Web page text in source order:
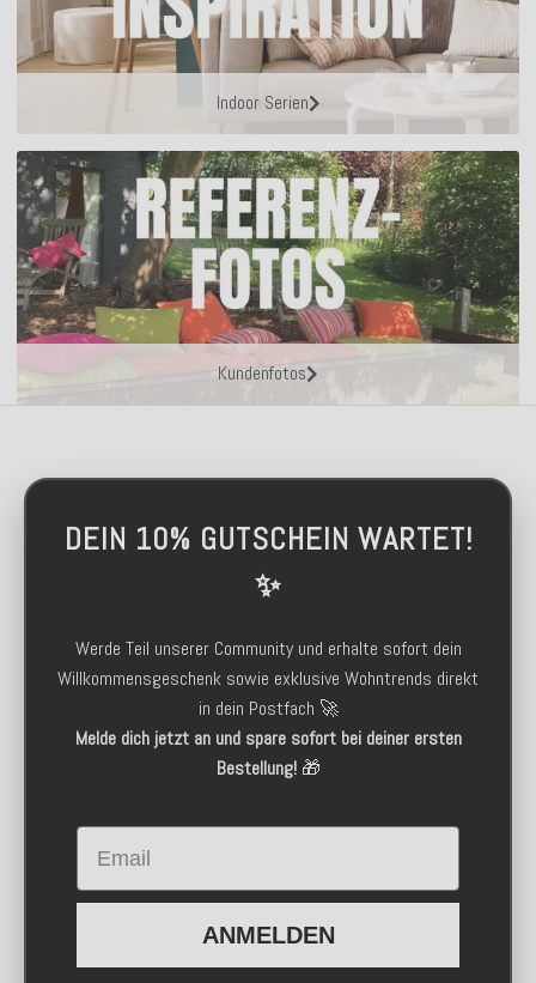
Indoor Serien
Kundenfotos
DEIN 10% GUTSCHEIN WARTET!
✨
Werde Teil unserer Community und erhalte sofort dein
Willkommensgeschenk sowie exklusive Wohntrends direkt
in dein Postfach 🚀
Melde dich jetzt an und spare sofort bei deiner ersten
Bestellung!🎁
Email
ANMELDEN